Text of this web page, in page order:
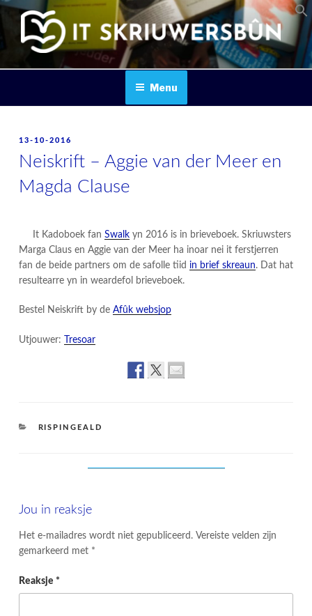
Skip
content
IT SKRIUWERSBOUN
Menu
POSTED
13-10-2016
Neiskrift – Aggie van der Meer en
Magda Clause
It Kadoboek fanSwalk yn 2016 is in brieveboek. Skriuwsters
Marga Claus en Aggie van der Meer ha inoar nei it ferstjerren
fan de beide partners om de safolle tiid in brief skreaun. Dat hat
resultearre yn in weardefol brieveboek.
​Bestel Neiskrift by de Afûk websjop
Utjouwer: Tresoar
CATEGORIES
RISPINGEALD
Jou in reaksje
Het e-mailadres wordt niet gepubliceerd. Vereiste velden zijn
gemarkeerd met *
Reaksje *